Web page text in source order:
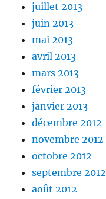
juillet 2013
juin 2013
mai 2013
avril 2013
mars 2013
février 2013
janvier 2013
décembre 2012
novembre 2012
octobre 2012
septembre 2012
août 2012